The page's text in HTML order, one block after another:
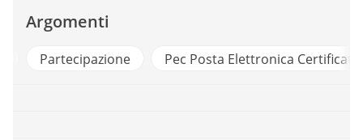
Argomenti
Partecipazione Pec Posta Elettronica Certificata